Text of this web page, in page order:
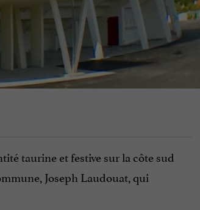
taurine et festive sur la côte sud
Joseph Laudouat, qui